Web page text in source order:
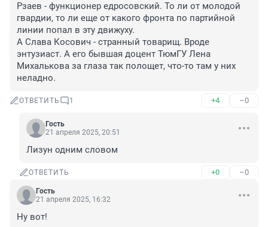
Рзаев - функционер едросовский. То ли от молодой
гвардии, то ли еще от какого фронта по партийной
линии попал в эту движуху.
А Слава Косович - странный товарищ. Вроде
энтузиаст. А его бывшая доцент ТюмГУ Лена
Михалькова за глаза так полощет, что-то там у них
неладно.
ОТВЕТИТЬ 1 +4 –0
Гость
21 апреля 2025, 20:51
Лизун одним словом
ОТВЕТИТЬ +0 –0
Гость
21 апреля 2025, 16:32
Ну вот!